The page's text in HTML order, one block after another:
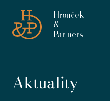
Hronček
&
Partners
Aktuality